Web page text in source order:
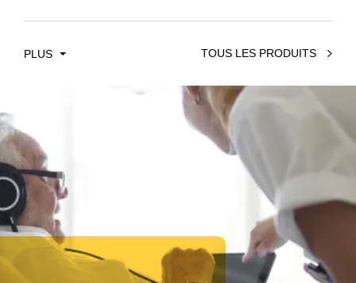
PLUS TOUS LES PRODUITS